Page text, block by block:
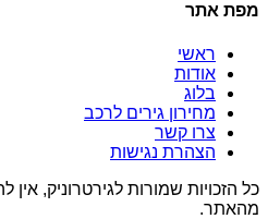
מפת אתר
ראשי
אודות
בלוג
מחירון גירים לרכב
צרו קשר
הצהרת נגישות
כל הזכויות שמורות לגירטרוניק,
מהאתר.